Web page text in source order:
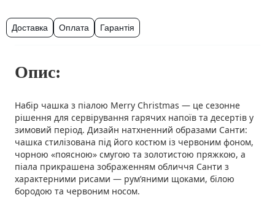
Доставка Оплата Гарантія
Опис:
Набір чашка з піалою Merry Christmas — це сезонне
рішення для сервірування гарячих напоїв та десертів у
зимовий період. Дизайн натхненний образами Санти:
чашка стилізована під його костюм із червоним фоном,
чорною «поясною» смугою та золотистою пряжкою, а
піала прикрашена зображенням обличчя Санти з
характерними рисами — рум’яними щоками, білою
бородою та червоним носом.